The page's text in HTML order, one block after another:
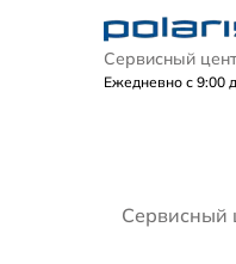
Сервисный
Ежедневно с 9:00
Сервисный